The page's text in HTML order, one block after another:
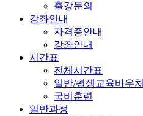
출강문의
강좌안내
자격증안내
강좌안내
시간표
전체시간표
일반/평생교육바우처
국비훈련
일반과정